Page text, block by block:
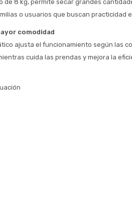
de 8 kg, permite secar grandes
o usuarios que buscan practicidad
comodidad
ajusta el funcionamiento según las
cuida las prendas y mejora la
Después, hasta en 12
cuotas y sin tocar tu
tarjeta de crédito
Celular
Fecha de nacimiento
Día
Después.
que prefieras!
Elegí tus productos preferidos
Parece que no tenes oferta,
el inconveniente, por cualquier duda
contactanos en
¡Algo salió mal!
Por favor intenta nuevamente mas